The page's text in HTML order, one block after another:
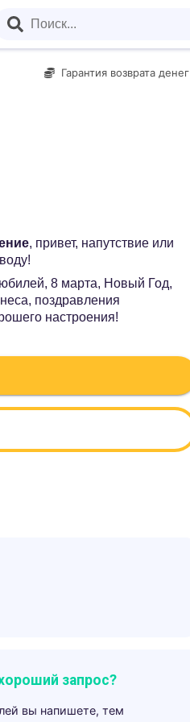
Гарантия возврата денег
, привет, напутствие или
8 марта, Новый Год,
поздравления
настроения!
запрос?
вы напишете, тем